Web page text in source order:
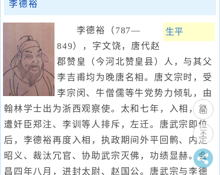
李德裕
生平
李德裕（787—
849），字文饶，唐代赵
郡赞皇（今河北赞皇县）人，与其父
李吉甫均为晚唐名相。唐文宗时，受
李宗闵、牛僧儒等牛党势力倾轧，由
翰林学士出为浙西观察使。太和七年，入相，复
遭奸臣郑注、李训等人排斥，左迁。唐武宗即位
后，李德裕再度入相，执政期间外平回鹘、内定
昭义、裁汰冗官、协助武宗灭佛，功绩显赫。会
昌四年八月，进封太尉、赵国公。唐武宗与李德